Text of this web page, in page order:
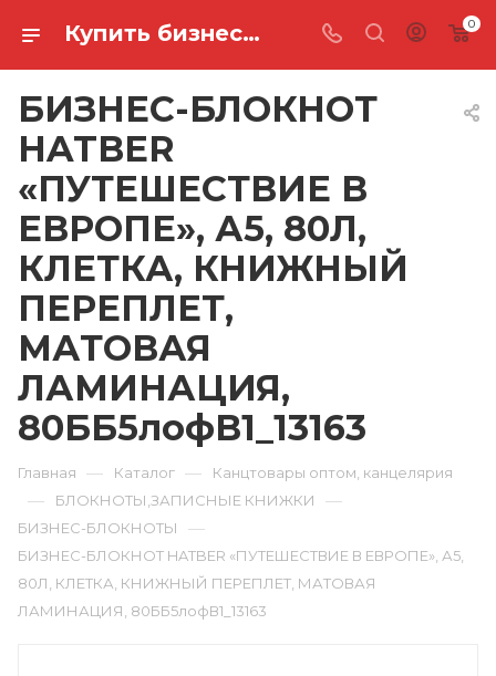
Купить бизнес-блокнот hatber «путешествие в европе», а5, 80л, клетка, книжный переплет, матовая ламинация, 80ББ5лофВ1_13163 в Ростове-на-Дону 0
БИЗНЕС-БЛОКНОТ
HATBER
«ПУТЕШЕСТВИЕ В
ЕВРОПЕ», А5, 80Л,
КЛЕТКА, КНИЖНЫЙ
ПЕРЕПЛЕТ,
МАТОВАЯ
ЛАМИНАЦИЯ,
80ББ5лофВ1_13163
Главная — Каталог — Канцтовары оптом, канцелярия
— БЛОКНОТЫ,ЗАПИСНЫЕ КНИЖКИ —
БИЗНЕС-БЛОКНОТЫ —
БИЗНЕС-БЛОКНОТ HATBER «ПУТЕШЕСТВИЕ В ЕВРОПЕ», А5,
80Л, КЛЕТКА, КНИЖНЫЙ ПЕРЕПЛЕТ, МАТОВАЯ
ЛАМИНАЦИЯ, 80ББ5лофВ1_13163